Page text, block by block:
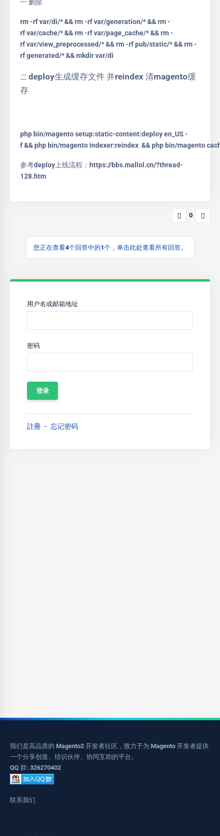
一 删除
rm -rf var/di/* && rm -rf var/generation/* && rm -
rf var/cache/* && rm -rf var/page_cache/* && rm -
rf var/view_preprocessed/* && rm -rf pub/static/* && rm -
rf generated/* && mkdir var/di
二 deploy生成缓存文件 并reindex 清magento缓
存
php bin/magento setup:static-content:deploy en_US -
f && php bin/magento indexer:reindex && php bin/magento
参考deploy上线流程：https://bbs.mallol.cn/?thread-
128.htm
0
您正在查看4个回答中的1个，单击此处查看所有回答。
用户名或邮箱地址
密码
註冊 忘记密码
我们是高品质的 Magento2 开发者社区，致力于为 Magento 开发者提供
一个分享创造、结识伙伴、协同互助的平台。
QQ 群: 326270402
联系我们